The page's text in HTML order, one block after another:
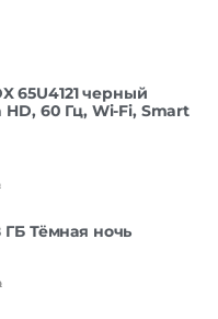
65U4121 черный
HD, 60 Гц, Wi-Fi, Smart
ГБ Тёмная ночь